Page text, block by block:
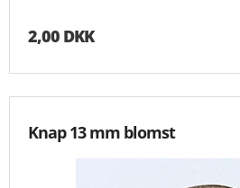
2,00 DKK
Knap 13 mm blomst